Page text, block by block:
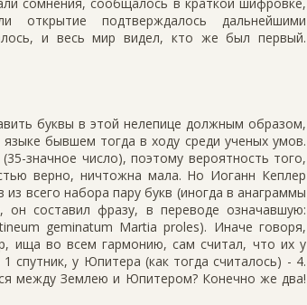
подтверждалось дальнейшими
и весь мир видел, кто же был первый.
буквы в этой нелепице должным образом,
бывшем тогда в ходу среди ученых умов.
значное число), поэтому вероятность того,
верно, ничтожна мала. Но Иоганн Кеплер
всего набора пару букв (иногда в анаграммы
составил фразу, в переводе означавшую:
geminatum Martia proles). Иначе говоря,
ища во всем гармонию, сам считал, что их у
у Юпитера (как тогда считалось) - 4.
между Землею и Юпитером? Конечно же два!